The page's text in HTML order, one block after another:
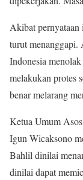
Akibat
turut menanggapi.
Indonesia
melakukan protes
benar melarang
Ketua Umum
Igun Wicaksono
Bahlil dinilai
dinilai dapat